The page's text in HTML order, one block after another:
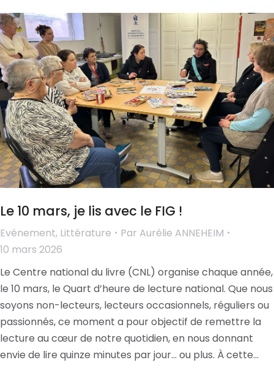
Le 10 mars, je lis avec le FIG !
Evénement, Littérature Par Aurélie ANNEHEIM
10 mars 2026
Le Centre national du livre (CNL) organise chaque année,
le 10 mars, le Quart d’heure de lecture national. Que nous
soyons non-lecteurs, lecteurs occasionnels, réguliers ou
passionnés, ce moment a pour objectif de remettre la
lecture au cœur de notre quotidien, en nous donnant
envie de lire quinze minutes par jour… ou plus. À cette…